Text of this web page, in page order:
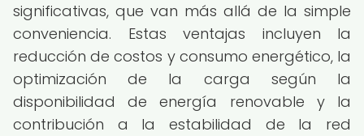
significativas, que van más allá de la simple
conveniencia. Estas ventajas incluyen la
reducción de costos y consumo energético, la
optimización de la carga según la
disponibilidad de energía renovable y la
contribución a la estabilidad de la red